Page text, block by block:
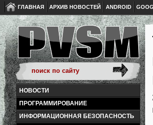
ГЛАВНАЯ АРХИВ НОВОСТЕЙ ANDROID
НОВОСТИ
ПРОГРАММИРОВАНИЕ
ИНФОРМАЦИОННАЯ БЕЗОПАСНОСТЬ